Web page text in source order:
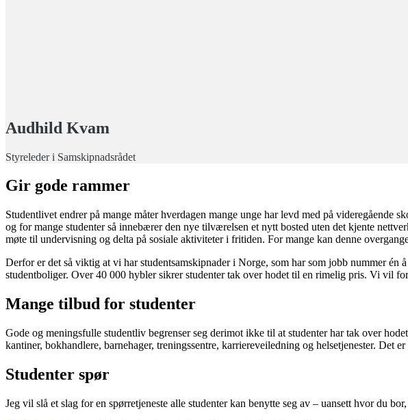
Audhild Kvam
Styreleder i Samskipnadsrådet
Gir gode rammer
Studentlivet endrer på mange måter hverdagen mange unge har levd med på
og for mange studenter så innebærer den nye tilværelsen et nytt bosted uten det kjente
møte til undervisning og delta på sosiale aktiviteter i fritiden. For mange kan denne
Derfor er det så viktig at vi har studentsamskipnader i Norge, som har som jobb nummer
studentboliger. Over 40 000 hybler sikrer studenter tak over hodet til en rimelig pris. Vi vil
Mange tilbud for studenter
Gode og meningsfulle studentliv begrenser seg derimot ikke til at studenter har tak over
kantiner, bokhandlere, barnehager, treningssentre, karriereveiledning og helsetjenester.
Studenter spør
Jeg vil slå et slag for en spørretjeneste alle studenter kan benytte seg av – uansett hvor du